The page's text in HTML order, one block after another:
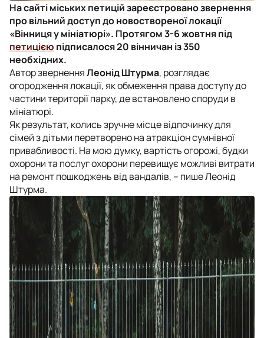
На сайті міських петицій зареєстровано звернення
про вільний доступ до новоствореної локації
«Вінниця у мініатюрі». Протягом 3-6 жовтня під
петицією підписалося 20 вінничан із 350
необхідних.
Автор зверненняЛеонід Штурма, розглядає
огородження локації, як обмеження права доступу до
частини території парку, де встановлено споруди в
мініатюрі.
Як результат, колись зручне місце відпочинку для
сімей з дітьми перетворено на атракціон сумнівної
привабливості. На мою думку, вартість огорожі, будки
охорони та послуг охорони перевищує можливі витрати
на ремонт пошкоджень від вандалів, – пише Леонід
Штурма.